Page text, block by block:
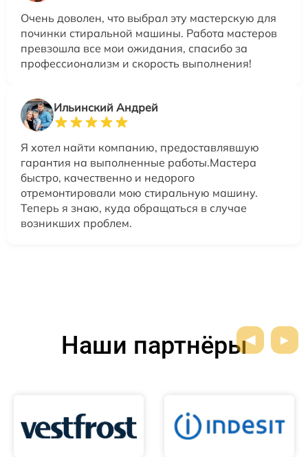
Очень доволен, что выбрал эту мастерскую для
починки стиральной машины. Работа мастеров
превзошла все мои ожидания, спасибо за
профессионализм и скорость выполнения!
Ильинский Андрей
Я хотел найти компанию, предоставлявшую
гарантия на выполненные работы.Мастера
быстро, качественно и недорого
отремонтировали мою стиральную машину.
Теперь я знаю, куда обращаться в случае
возникших проблем.
Наши партнёры